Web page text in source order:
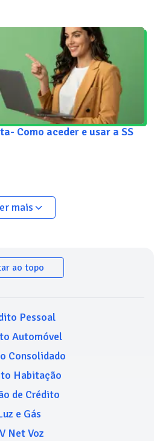
Como aceder e usar a SS
mais
ao topo
Pessoal
Automóvel
Consolidado
Habitação
de Crédito
e Gás
Net Voz